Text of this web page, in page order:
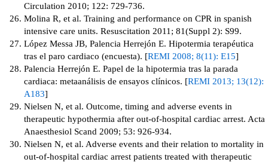
Circulation 2010; 122: 729-736.
Molina R, et al. Training and performance on CPR in spanish
intensive care units. Resuscitation 2011; 81(Suppl 2): S99.
López Messa JB, Palencia Herrejón E. Hipotermia terapéutica
tras el paro cardiaco (encuesta). [REMI 2008; 8(11): E15]
Palencia Herrejón E. Papel de la hipotermia tras la parada
cardiaca: metaanálisis de ensayos clínicos. [REMI 2013; 13(12):
A183]
Nielsen N, et al. Outcome, timing and adverse events in
therapeutic hypothermia after out-of-hospital cardiac arrest. Acta
Anaesthesiol Scand 2009; 53: 926-934.
Nielsen N, et al. Adverse events and their relation to mortality in
out-of-hospital cardiac arrest patients treated with therapeutic